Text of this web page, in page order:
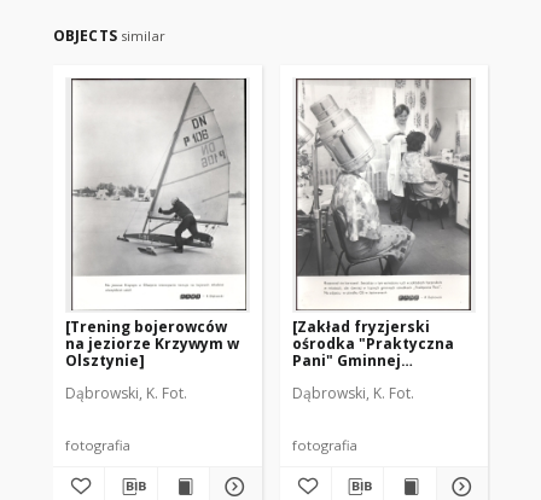
OBJECTS similar
[Trening bojerowców
na jeziorze Krzywym w
Olsztynie]
Dąbrowski, K. Fot.
fotografia
[Zakład fryzjerski
ośrodka "Praktyczna
Pani" Gminnej
"Samopomoc Chłopska"
Dąbrowski, K. Fot.
fotografia